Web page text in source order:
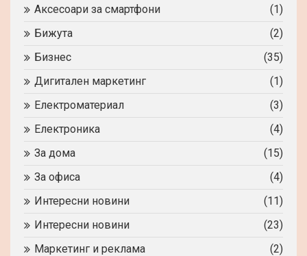
Аксесоари за смартфони
(1)
Бижута
(2)
Бизнес
(35)
Дигитален маркетинг
(1)
Електроматериал
(3)
Електроника
(4)
За дома
(15)
За офиса
(4)
Интересни новини
(11)
Интересни новини
(23)
Маркетинг и реклама
(2)